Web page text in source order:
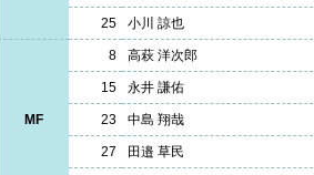
25 小川 諒也
MF
8 高萩 洋次郎
15 永井 謙佑
23 中島 翔哉
27 田邉 草民